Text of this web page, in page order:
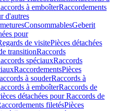
à emboîterRaccordements
d'autres
ConsommablesGeberit
pour
de visitePièces détachées
transitionRaccords
spéciauxRaccords
RaccordementsPièces
à souderRaccords à
à emboîterRaccords de
détachées pour Raccords de
filetésPièces